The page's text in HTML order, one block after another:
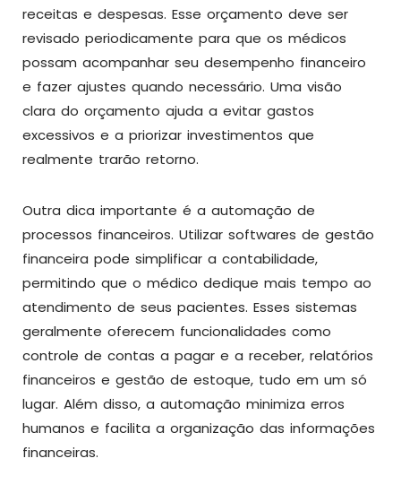
receitas e despesas. Esse orçamento deve ser
revisado periodicamente para que os médicos
possam acompanhar seu desempenho financeiro
e fazer ajustes quando necessário. Uma visão
clara do orçamento ajuda a evitar gastos
excessivos e a priorizar investimentos que
realmente trarão retorno.
Outra dica importante é a automação de
processos financeiros. Utilizar softwares de gestão
financeira pode simplificar a contabilidade,
permitindo que o médico dedique mais tempo ao
atendimento de seus pacientes. Esses sistemas
geralmente oferecem funcionalidades como
controle de contas a pagar e a receber, relatórios
financeiros e gestão de estoque, tudo em um só
lugar. Além disso, a automação minimiza erros
humanos e facilita a organização das informações
financeiras.